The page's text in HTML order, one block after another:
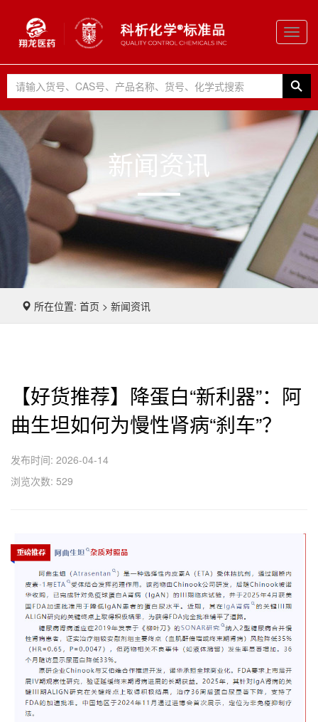
新闻资讯
所在位置: 首页 > 新闻资讯
【好货推荐】降蛋白“新利器”：阿
曲生坦如何为慢性肾病“刹车”？
发布时间: 2026-04-14
浏览次数: 529